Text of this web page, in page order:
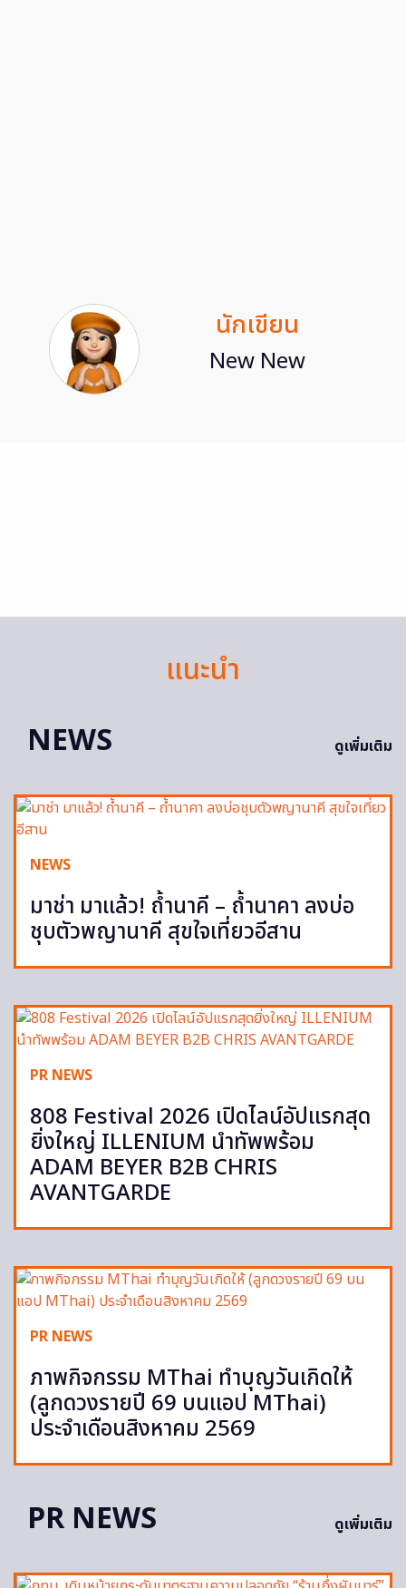
นักเขียน
New New
แนะนำ
NEWS
ดูเพิ่มเติม
NEWS
มาช่า มาแล้ว! ถ้ำนาคี – ถ้ำนาคา ลงบ่อ
ชุบตัวพญานาคี สุขใจเที่ยวอีสาน
PR NEWS
808 Festival 2026 เปิดไลน์อัปแรกสุด
ยิ่งใหญ่ ILLENIUM นำทัพพร้อม
ADAM BEYER B2B CHRIS
AVANTGARDE
PR NEWS
ภาพกิจกรรม MThai ทำบุญวันเกิดให้
(ลูกดวงรายปี 69 บนแอป MThai)
ประจำเดือนสิงหาคม 2569
PR NEWS ดูเพิ่มเติม